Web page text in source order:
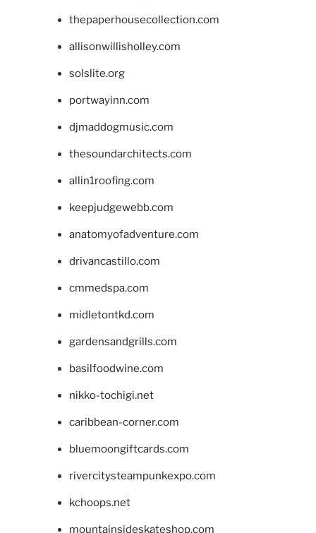
thepaperhousecollection.com
allisonwillisholley.com
solslite.org
portwayinn.com
djmaddogmusic.com
thesoundarchitects.com
allin1roofing.com
keepjudgewebb.com
anatomyofadventure.com
drivancastillo.com
cmmedspa.com
midletontkd.com
gardensandgrills.com
basilfoodwine.com
nikko-tochigi.net
caribbean-corner.com
bluemoongiftcards.com
rivercitysteampunkexpo.com
kchoops.net
mountainsideskateshop.com